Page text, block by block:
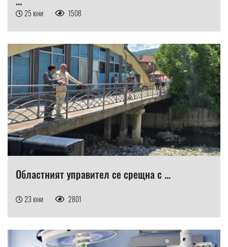
25 юни 1508
Областният управител се срещна с ...
23 юни 2801